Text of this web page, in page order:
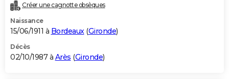
Créer une cagnotte obsèques
Naissance
15/06/1911 à Bordeaux (Gironde)
Décès
02/10/1987 à Arès (Gironde)